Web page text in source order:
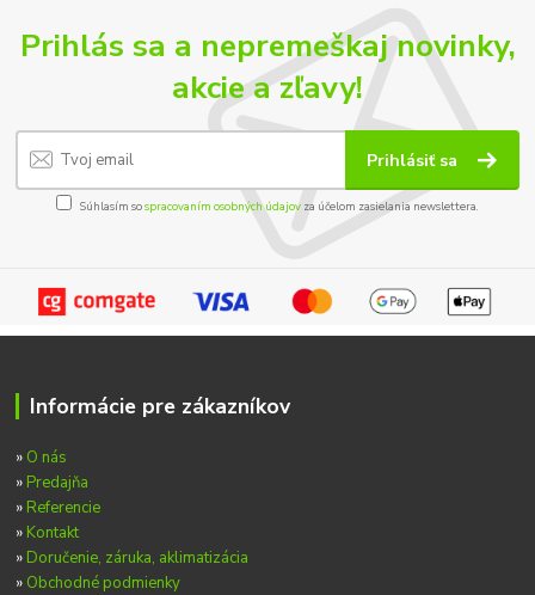
Prihlás sa a nepremeškaj novinky,
akcie a zľavy!
Prihlásiť sa
Súhlasím sospracovaním osobných údajov za účelom zasielania newslettera.
Informácie pre zákazníkov
» O nás
» Predajňa
» Referencie
» Kontakt
» Doručenie, záruka, aklimatizácia
» Obchodné podmienky